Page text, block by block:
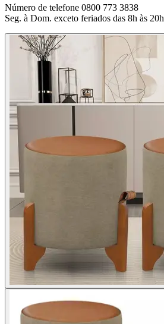
Número de telefone 0800 773 3838
Seg. à Dom. exceto feriados das 8h às 20h